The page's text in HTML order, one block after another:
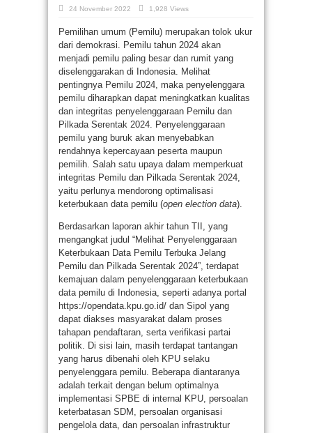
24 November 2022 1,928 Views
Pemilihan umum (Pemilu) merupakan tolok ukur
dari demokrasi. Pemilu tahun 2024 akan
menjadi pemilu paling besar dan rumit yang
diselenggarakan di Indonesia. Melihat
pentingnya Pemilu 2024, maka penyelenggara
pemilu diharapkan dapat meningkatkan kualitas
dan integritas penyelenggaraan Pemilu dan
Pilkada Serentak 2024. Penyelenggaraan
pemilu yang buruk akan menyebabkan
rendahnya kepercayaan peserta maupun
pemilih. Salah satu upaya dalam memperkuat
integritas Pemilu dan Pilkada Serentak 2024,
yaitu perlunya mendorong optimalisasi
keterbukaan data pemilu (open election data).
Berdasarkan laporan akhir tahun TII, yang
mengangkat judul “Melihat Penyelenggaraan
Keterbukaan Data Pemilu Terbuka Jelang
Pemilu dan Pilkada Serentak 2024”, terdapat
kemajuan dalam penyelenggaraan keterbukaan
data pemilu di Indonesia, seperti adanya portal
https://opendata.kpu.go.id/ dan Sipol yang
dapat diakses masyarakat dalam proses
tahapan pendaftaran, serta verifikasi partai
politik. Di sisi lain, masih terdapat tantangan
yang harus dibenahi oleh KPU selaku
penyelenggara pemilu. Beberapa diantaranya
adalah terkait dengan belum optimalnya
implementasi SPBE di internal KPU, persoalan
keterbatasan SDM, persoalan organisasi
pengelola data, dan persoalan infrastruktur